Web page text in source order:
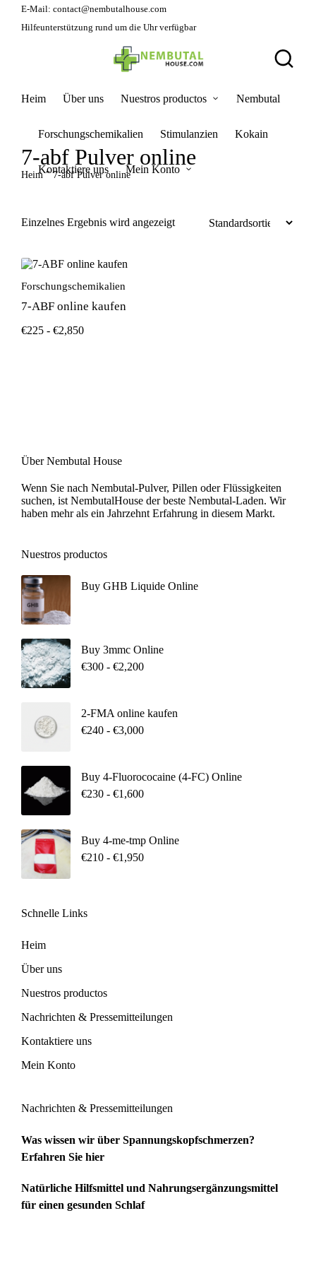
E-Mail: contact@nembutalhouse.com
Hilfeunterstützung rund um die Uhr verfügbar
Heim Über uns Nuestros productos Nembutal
Forschungschemikalien Stimulanzien Kokain
Kontaktiere uns Mein Konto
7-abf Pulver online
Heim"7-abf Pulver online
Einzelnes Ergebnis wird angezeigt
Forschungschemikalien
7-ABF online kaufen
€225 - €2,850
Über Nembutal House
Wenn Sie nach Nembutal-Pulver, Pillen oder Flüssigkeiten
suchen, ist NembutalHouse der beste Nembutal-Laden. Wir
haben mehr als ein Jahrzehnt Erfahrung in diesem Markt.
Nuestros productos
Buy GHB Liquide Online
Buy 3mmc Online
€300 - €2,200
2-FMA online kaufen
€240 - €3,000
Buy 4-Fluorococaine (4-FC) Online
€230 - €1,600
Buy 4-me-tmp Online
€210 - €1,950
Schnelle Links
Heim
Über uns
Nuestros productos
Nachrichten & Pressemitteilungen
Kontaktiere uns
Mein Konto
Nachrichten & Pressemitteilungen
Was wissen wir über Spannungskopfschmerzen?
Erfahren Sie hier
Natürliche Hilfsmittel und Nahrungsergänzungsmittel
für einen gesunden Schlaf